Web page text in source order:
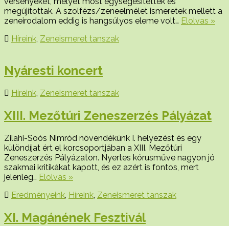
megújítottak. A szolfézs/zeneelmélet ismeretek mellett a
zeneirodalom eddig is hangsúlyos eleme volt… Elolvas »
Híreink Zeneismeret tanszak
Nyáresti koncert
Híreink, Zeneismeret tanszak
XIII. Mezőtúri Zeneszerzés Pályázat
Zilahi-Soós Nimród növendékünk I. helyezést és egy
különdíjat ért el korcsoportjában a XIII. Mezőtúri
Zeneszerzés Pályázaton. Nyertes kórusműve nagyon jó
szakmai kritikákat kapott, és ez azért is fontos, mert
jelenleg… Elolvas »
Eredményeink, Híreink, Zeneismeret tanszak
XI. Magánének Fesztivál